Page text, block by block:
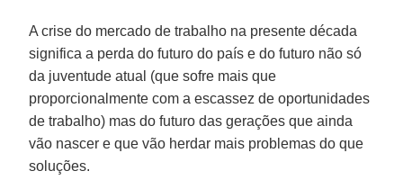
A crise do mercado de trabalho na presente década
significa a perda do futuro do país e do futuro não só
da juventude atual (que sofre mais que
proporcionalmente com a escassez de oportunidades
de trabalho) mas do futuro das gerações que ainda
vão nascer e que vão herdar mais problemas do que
soluções.